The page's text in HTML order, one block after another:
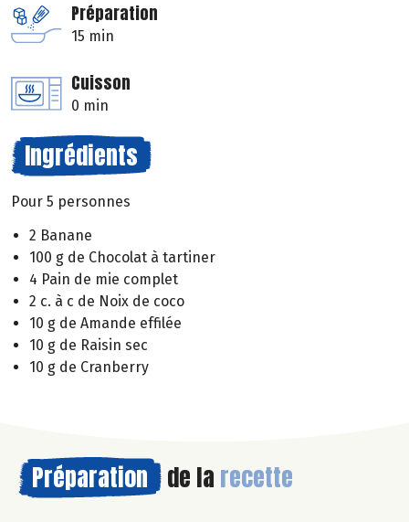
Préparation
15 min
Cuisson
0 min
Ingrédients
Pour 5 personnes
2 Banane
100 g de Chocolat à tartiner
4 Pain de mie complet
2 c. à c de Noix de coco
10 g de Amande effilée
10 g de Raisin sec
10 g de Cranberry
Préparation de la recette